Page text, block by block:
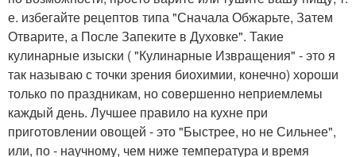
е. избегайте рецептов типа "Сначала Обжарьте, Затем
Отварите, а После Запеките в Духовке". Такие
кулинарные изыски ( "Кулинарные Извращения" - это я
так называю с точки зрения биохимии, конечно) хороши
только по праздникам, но совершенно неприемлемы
каждый день. Лучшее правило на кухне при
приготовлении овощей - это "Быстрее, но не Сильнее",
или, по - научному, чем ниже температура и время